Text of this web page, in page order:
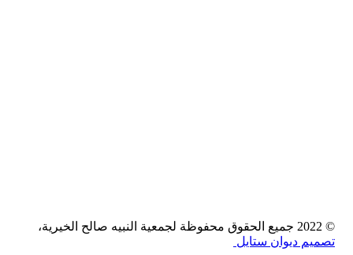
© 2022 جميع الحقوق محفوظة لجمعية النبيه صالح الخيرية،
تصميم ديوان ستايل